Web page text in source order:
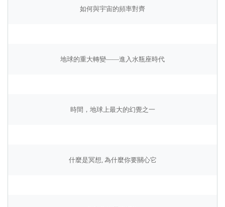
如何與宇宙的頻率對齊
地球的重大轉變——進入水瓶座時代
時間，地球上最大的幻覺之一
什麼是冥想, 為什麼你要關心它